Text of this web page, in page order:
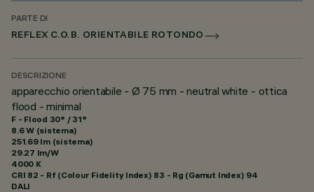
PARTE DI
REFLEX C.O.B. ORIENTABILE ROTONDO
DESCRIZIONE
apparecchio orientabile - Ø 75 mm - neutral white - ottica
flood - minimal
F - Flood 30° / 31°
8.6 W (sistema)
251.69 lm (sistema)
29.27 lm/W
4000 K
CRI 82 - Rf (Colour Fidelity Index) 83 - Rg (Gamut Index) 94
DALI